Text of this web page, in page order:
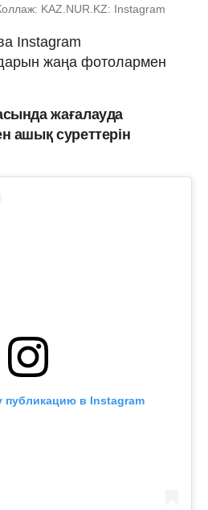
KAZ.NUR.KZ: Instagram
Instagram
жаңа фотолармен
жағалауда
ашық суреттерін
публикацию в Instagram